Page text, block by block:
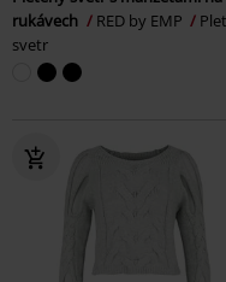
rukávech
RED by EMP
svetr